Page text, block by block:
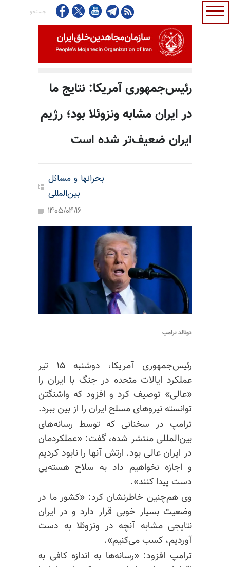
رئیس‌جمهوری آمریکا: نتایج ما
در ایران مشابه ونزوئلا بود؛ رژیم
ایران ضعیف‌تر شده است
بحرانها و مسائل
بین‌المللی
1405/04/16
دونالد ترامپ
رئیس‌جمهوری آمریکا، دوشنبه ۱۵ تیر
عملکرد ایالات متحده در جنگ با ایران را
«عالی» توصیف کرد و افزود که واشنگتن
توانسته نیروهای مسلح ایران را از بین ببرد.
ترامپ در سخنانی که توسط رسانه‌های
بین‌المللی منتشر شده، گفت: «عملکردمان
در ایران عالی بود. ارتش آنها را نابود کردیم
و اجازه نخواهیم داد به سلاح هسته‌یی
دست پیدا کنند».
وی هم‌چنین خاطرنشان کرد: «کشور ما در
وضعیت بسیار خوبی قرار دارد و در ایران
نتایجی مشابه آنچه در ونزوئلا به دست
آوردیم، کسب می‌کنیم».
ترامپ افزود: «رسانه‌ها به اندازه کافی به